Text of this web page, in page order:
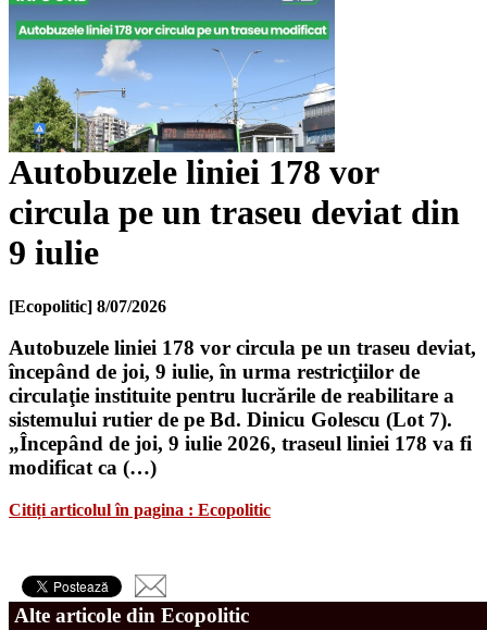
Autobuzele liniei 178 vor
circula pe un traseu deviat din
9 iulie
[Ecopolitic] 8/07/2026
Autobuzele liniei 178 vor circula pe un traseu deviat,
începând de joi, 9 iulie, în urma restricţiilor de
circulaţie instituite pentru lucrările de reabilitare a
sistemului rutier de pe Bd. Dinicu Golescu (Lot 7).
„Începând de joi, 9 iulie 2026, traseul liniei 178 va fi
modificat ca (…)
Citiți articolul în pagina : Ecopolitic
Alte articole din Ecopolitic